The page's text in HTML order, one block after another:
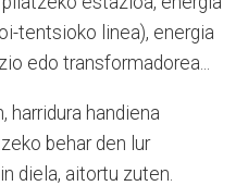
tentsioko linea), energia
edo transformadorea...
harridura handiena
behar den lur
diela, aitortu zuten.